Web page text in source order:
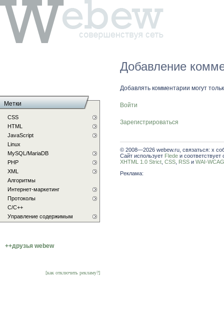
Добавление
Добавлять комментарии могут
Войти
Зарегистрироваться
© 2008—2026 webew.ru, связаться: x
Сайт использует Flede и соответствует
XHTML 1.0 Strict CSS RSS и WAI-
Реклама:
Метки
CSS
HTML
JavaScript
Linux
MySQL/MariaDB
PHP
XML
Алгоритмы
Интернет-маркетинг
Протоколы
С/C++
Управление содержимым
++друзья webew
[как отключить рекламу?]